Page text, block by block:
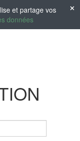
et partage vos
données